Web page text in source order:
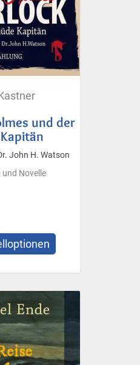
und der
John H. Watson
und Novelle